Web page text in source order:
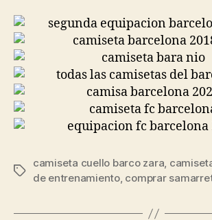
Etiquetas
camiseta cuello barco zara,
de entrenamiento, comprar